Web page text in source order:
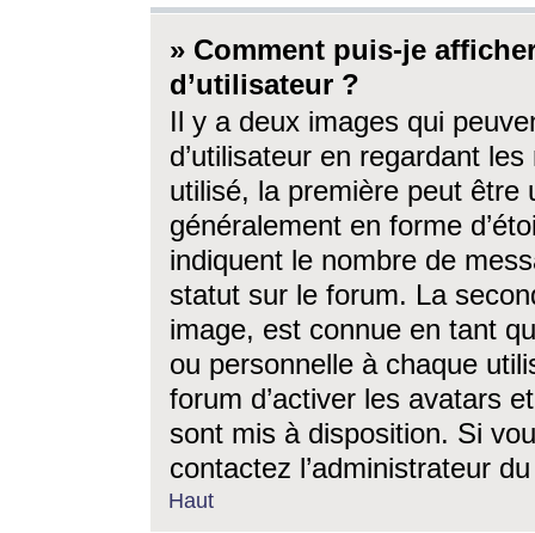
» Comment puis-je
d’utilisateur ?
Il y a deux images qui
d’utilisateur en regardant
utilisé, la première peut être
généralement en forme
indiquent le nombre de
statut sur le forum. La
image, est connue en tant
ou personnelle à chaque
forum d’activer les avatars
sont mis à disposition. Si
contactez l’administrateur
Haut